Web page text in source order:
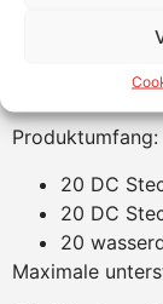
Mit dem
Produktumfang:
20 DC
20 DC
20
Maximale